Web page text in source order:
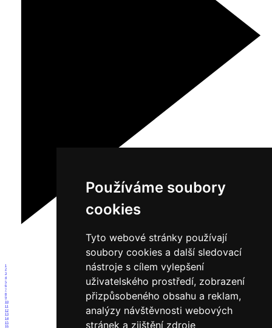
Používáme soubory
cookies
Tyto webové stránky používají
soubory cookies a další sledovací
nástroje s cílem vylepšení
uživatelského prostředí, zobrazení
přizpůsobeného obsahu a reklam,
analýzy návštěvnosti webových
stránek a zjištění zdroje
1
2
3
4
5
6
7
8
9
10
11
12
13
14
15
16